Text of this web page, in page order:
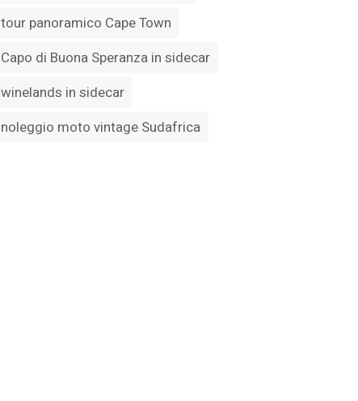
tour panoramico Cape Town
Capo di Buona Speranza in sidecar
winelands in sidecar
noleggio moto vintage Sudafrica